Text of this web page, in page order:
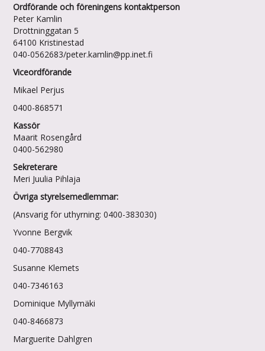
Ordförande och föreningens kontaktperson
Peter Kamlin
Drottninggatan 5
64100 Kristinestad
040-0562683/peter.kamlin@pp.inet.fi
Viceordförande
Mikael Perjus
0400-868571
Kassör
Maarit Rosengård
0400-562980
Sekreterare
Meri Juulia Pihlaja
Övriga styrelsemedlemmar:
(Ansvarig för uthyrning: 0400-383030)
Yvonne Bergvik
040-7708843
Susanne Klemets
040-7346163
Dominique Myllymäki
040-8466873
Marguerite Dahlgren